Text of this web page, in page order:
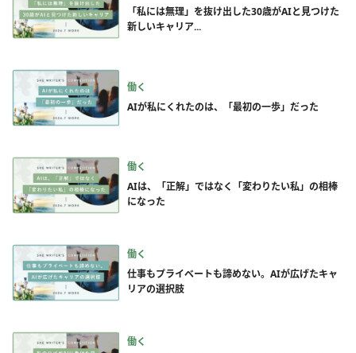
「私には無理」を抜け出した30歳がAIと見つけた
新しいキャリア...
働く
AIが私にくれたのは、「最初の一歩」だった
働く
AIは、「正解」ではなく「変わりたい私」の相棒
になった
働く
仕事もプライベートも諦めない。AIが広げたキャ
リアの選択肢
働く